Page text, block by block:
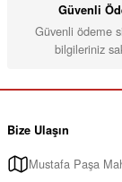
Güvenli
Güvenli ödeme
bilgileriniz
Bize Ulaşın
Mustafa Paşa